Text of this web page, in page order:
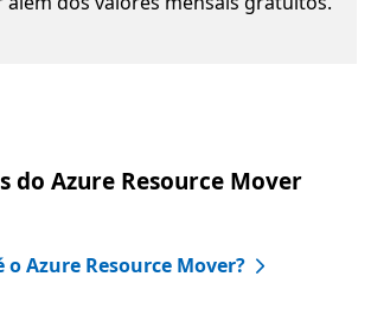
do Azure Resource Mover
o Azure Resource Mover?